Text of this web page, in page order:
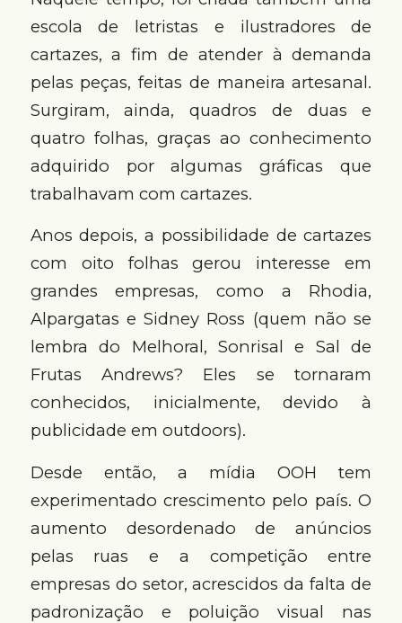
escola de letristas e ilustradores de
cartazes, a fim de atender à demanda
pelas peças, feitas de maneira artesanal.
Surgiram, ainda, quadros de duas e
quatro folhas, graças ao conhecimento
adquirido por algumas gráficas que
trabalhavam com cartazes.
Anos depois, a possibilidade de cartazes
com oito folhas gerou interesse em
grandes empresas, como a Rhodia,
Alpargatas e Sidney Ross (quem não se
lembra do Melhoral, Sonrisal e Sal de
Frutas Andrews? Eles se tornaram
conhecidos, inicialmente, devido à
publicidade em outdoors).
Desde então, a mídia OOH tem
experimentado crescimento pelo país. O
aumento desordenado de anúncios
pelas ruas e a competição entre
empresas do setor, acrescidos da falta de
padronização e poluição visual nas